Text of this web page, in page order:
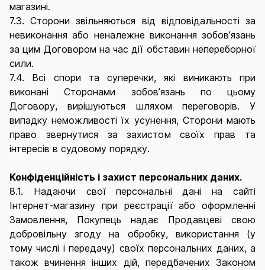
магазині.
7.3. Сторони звільняються від відповідальності за
невиконання або неналежне виконання зобов’язань
за цим Договором на час дії обставин непереборної
сили.
7.4. Всі спори та суперечки, які виникають при
виконані Сторонами зобов’язань по цьому
Договору, вирішуються шляхом переговорів. У
випадку неможливості їх усунення, Сторони мають
право звернутися за захистом своїх прав та
інтересів в судовому порядку.
Конфіденційність і захист персональних даних.
8.1. Надаючи свої персональні дані на сайті
Інтернет-магазину при реєстрації або оформленні
Замовлення, Покупець надає Продавцеві свою
добровільну згоду на обробку, використання (у
тому числі і передачу) своїх персональних даних, а
також вчинення інших дій, передбачених Законом